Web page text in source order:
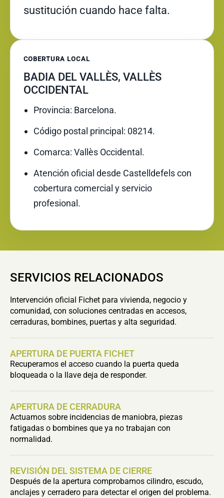
sustitución cuando hace falta.
COBERTURA LOCAL
BADIA DEL VALLÈS, VALLÈS
OCCIDENTAL
Provincia: Barcelona.
Código postal principal: 08214.
Comarca: Vallès Occidental.
Atención oficial desde Castelldefels con
cobertura comercial y servicio
profesional.
SERVICIOS RELACIONADOS
Intervención oficial Fichet para vivienda, negocio y
comunidad, con soluciones centradas en accesos,
cerraduras, bombines, puertas y alta seguridad.
APERTURA DE PUERTA FICHET
Recuperamos el acceso cuando la puerta queda
bloqueada o la llave deja de responder.
APERTURA DE CERRADURA
Actuamos sobre incidencias de maniobra, piezas
fatigadas o bombines que ya no trabajan con
normalidad.
REVISIÓN DEL SISTEMA DE CIERRE
Después de la apertura comprobamos cilindro, escudo,
anclajes y cerradero para detectar el origen del problema.